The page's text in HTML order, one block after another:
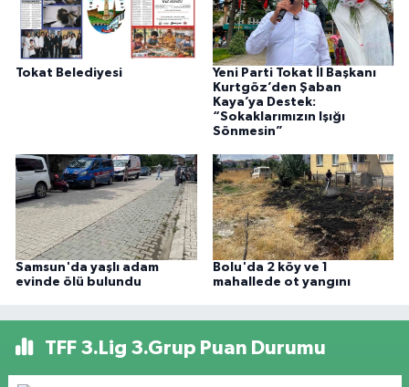
Tokat Belediyesi
Yeni Parti Tokat İl Başkanı
Kurtgöz’den Şaban
Kaya’ya Destek:
“Sokaklarımızın Işığı
Sönmesin”
Samsun'da yaşlı adam
evinde ölü bulundu
Bolu'da 2 köy ve 1
mahallede ot yangını
TFF 3.Lig 3.Grup Puan Durumu